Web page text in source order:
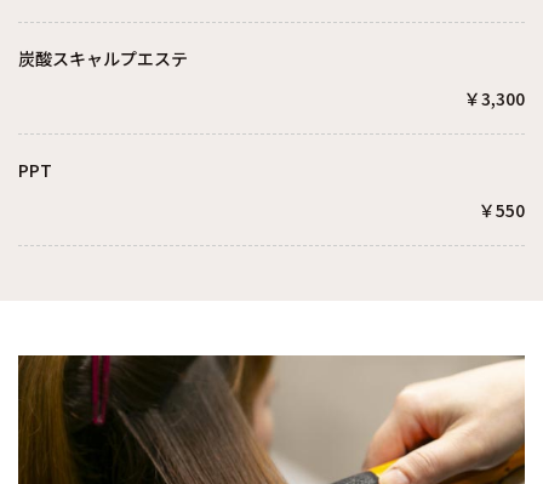
炭酸スキャルプエステ
￥3,300
PPT
￥550